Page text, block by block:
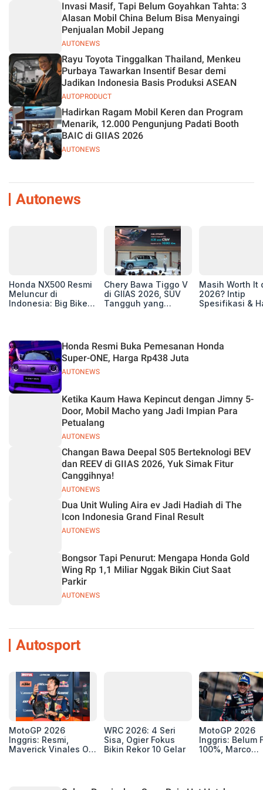
AUTONEWS
Invasi Masif, Tapi Belum Goyahkan Tahta: 3
Alasan Mobil China Belum Bisa Menyaingi
Penjualan Mobil Jepang
AUTOPRODUCT
Rayu Toyota Tinggalkan Thailand, Menkeu
Purbaya Tawarkan Insentif Besar demi
Jadikan Indonesia Basis Produksi ASEAN
AUTONEWS
Hadirkan Ragam Mobil Keren dan Program
Menarik, 12.000 Pengunjung Padati Booth
BAIC di GIIAS 2026
Autonews
Honda NX500 Resmi
Meluncur di
Indonesia: Big Bike
Juta
Chery Bawa Tiggo V
di GIIAS 2026, SUV
Tangguh yang
Masih Worth It
2026? Intip
Spesifikasi &
AUTONEWS
Honda Resmi Buka Pemesanan Honda
Super-ONE, Harga Rp438 Juta
AUTONEWS
Ketika Kaum Hawa Kepincut dengan Jimny 5-
Door, Mobil Macho yang Jadi Impian Para
Petualang
AUTONEWS
Changan Bawa Deepal S05 Berteknologi BEV
dan REEV di GIIAS 2026, Yuk Simak Fitur
Canggihnya!
AUTONEWS
Dua Unit Wuling Aira ev Jadi Hadiah di The
Icon Indonesia Grand Final Result
AUTONEWS
Bongsor Tapi Penurut: Mengapa Honda Gold
Wing Rp 1,1 Miliar Nggak Bikin Ciut Saat
Parkir
Autosport
MotoGP 2026
Inggris: Resmi,
Maverick Vinales Out
Selanjutnya Belum
WRC 2026: 4 Seri
Sisa, Ogier Fokus
Bikin Rekor 10 Gelar
MotoGP 2026
Inggris: Belum
100%, Marco
GP